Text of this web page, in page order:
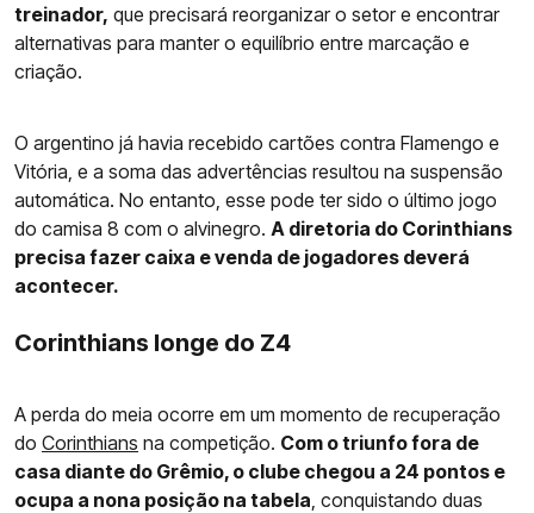
treinador, que precisará reorganizar o setor e encontrar
alternativas para manter o equilíbrio entre marcação e
criação.
O argentino já havia recebido cartões contra Flamengo e
Vitória, e a soma das advertências resultou na suspensão
automática. No entanto, esse pode ter sido o último jogo
do camisa 8 com o alvinegro. A diretoria do Corinthians
precisa fazer caixa e venda de jogadores deverá
acontecer.
Corinthians longe do Z4
A perda do meia ocorre em um momento de recuperação
do Corinthians na competição. Com o triunfo fora de
casa diante do Grêmio, o clube chegou a 24 pontos e
ocupa a nona posição na tabela , conquistando duas